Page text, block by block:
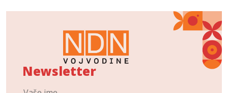
Newsletter